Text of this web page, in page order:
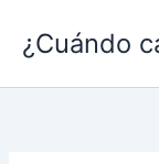
contenido
¿Cuándo